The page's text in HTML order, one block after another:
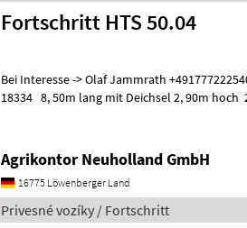
Fortschritt HTS 50.04
Bei Interesse -> Olaf Jammrath
18334 8, 50m lang mit Deichsel 2, 90m hoch 2, 45m
Agrikontor Neuholland GmbH
16775 Löwenberger Land
Privesné vozíky / Fortschritt